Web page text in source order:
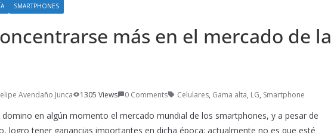
SMARTPHONES
más en el mercado de la
Avendaño Junca 1305 Views 0 Comments Celulares, Gama alta, LG, Smartphone
en algún momento el mercado mundial de los smartphones, y a pesar de
logro tener ganancias importantes en dicha época; actualmente no es que esté